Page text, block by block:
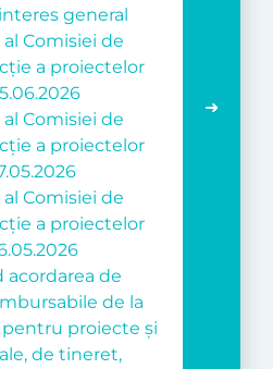
general
Comisiei de
a proiectelor
Comisiei de
a proiectelor
Comisiei de
a proiectelor
de
de la
proiecte şi
de tineret,